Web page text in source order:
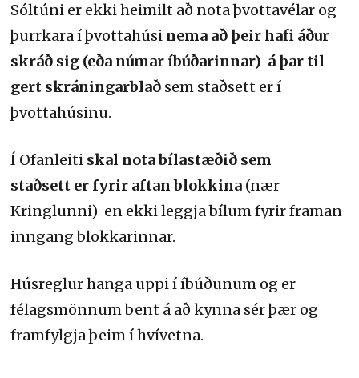
Sóltúni er ekki heimilt að nota þvottavélar og
þurrkara í þvottahúsi nema að þeir hafi áður
skráð sig (eða númar íbúðarinnar) á þar til
gert skráningarblað sem staðsett er í
þvottahúsinu.
Í Ofanleiti skal nota bílastæðið sem
staðsett er fyrir aftan blokkina (nær
Kringlunni) en ekki leggja bílum fyrir framan
inngang blokkarinnar.
Húsreglur hanga uppi í íbúðunum og er
félagsmönnum bent á að kynna sér þær og
framfylgja þeim í hvívetna.